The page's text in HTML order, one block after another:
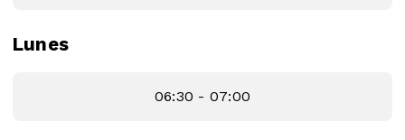
Lunes
06:30 - 07:00